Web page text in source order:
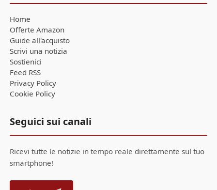
Home
Offerte Amazon
Guide all'acquisto
Scrivi una notizia
Sostienici
Feed RSS
Privacy Policy
Cookie Policy
Seguici sui canali
Ricevi tutte le notizie in tempo reale direttamente sul tuo
smartphone!